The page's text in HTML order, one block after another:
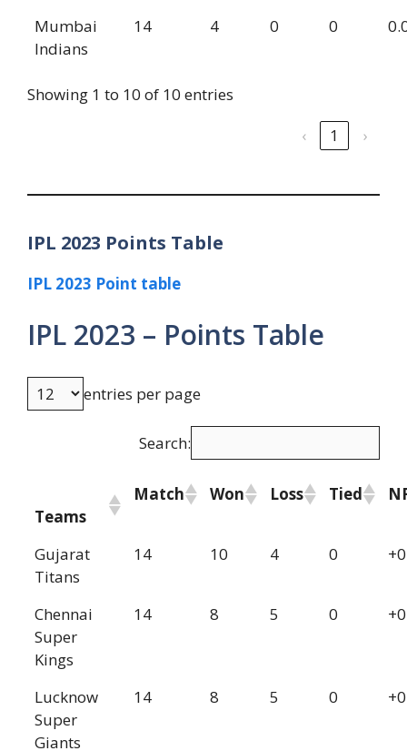
Mumbai
Indians
14 4 0 0
Showing 1 to 10 of 10 entries
‹
1 ›
IPL 2023 Points Table
IPL 2023 Point table
IPL 2023 – Points Table
entries per page
Search:
Teams
Match Won Loss Tied
Gujarat
Titans
14 10 4 0
Chennai
Super
Kings
14 8 5 0
Lucknow
Super
Giants
14 8 5 0